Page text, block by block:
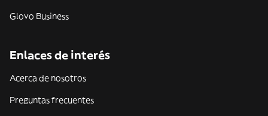
Glovo Business
Enlaces de interés
Acerca de nosotros
Preguntas frecuentes